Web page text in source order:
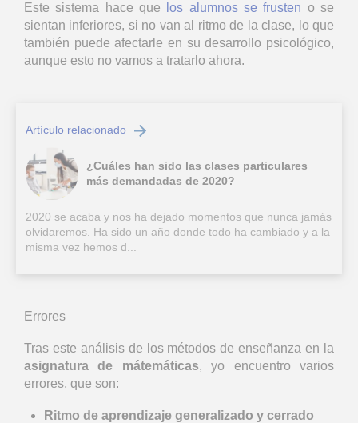
Este sistema hace que los alumnos se frusten o se
sientan inferiores, si no van al ritmo de la clase, lo que
también puede afectarle en su desarrollo psicológico,
aunque esto no vamos a tratarlo ahora.
Artículo relacionado
¿Cuáles han sido las clases particulares
más demandadas de 2020?
2020 se acaba y nos ha dejado momentos que nunca jamás
olvidaremos. Ha sido un año donde todo ha cambiado y a la
misma vez hemos d...
Errores
Tras este análisis de los métodos de enseñanza en la
asignatura de mátemáticas, yo encuentro varios
errores, que son:
Ritmo de aprendizaje generalizado y cerrado